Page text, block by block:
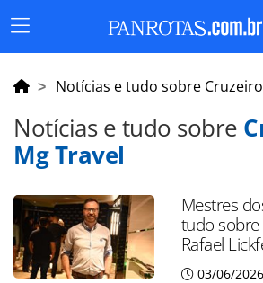
Menu
Principal
Notícias e tudo sobre
Notícias e tudo sobre
Mg Travel
Mestres
tudo
Rafael
03/06/